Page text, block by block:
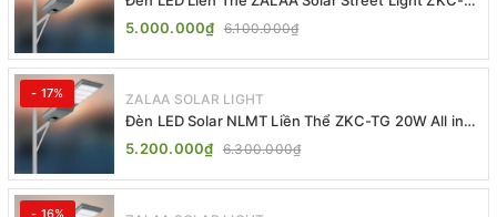
TG 20W 25W 30W All In One
5.000.000₫ 6.100.000₫
- 17% ZALAA SOLAR LIGHT
Đèn LED Solar NLMT Liền Thể ZKC-TG 20W All in
One | ZALAA Street Light
5.200.000₫ 6.300.000₫
- 16%